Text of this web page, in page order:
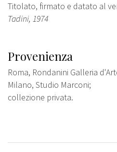
Titolato, firmato e datato al
Tadini, 1974
Provenienza
Roma, Rondanini Galleria
Milano, Studio Marconi;
collezione privata.